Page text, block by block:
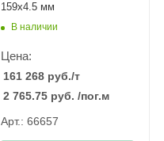
159х4.5 мм
В наличии
Цена:
161 268 руб./т
2 765.75 руб. /пог.м
Арт.: 66657